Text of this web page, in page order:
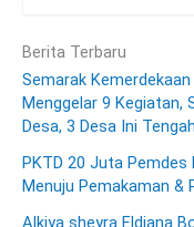
Berita Terbaru
Semarak
Menggelar 9 Kegiatan,
Desa, 3 Desa Ini
PKTD 20 Juta Pemdes
Menuju Pemakaman &
Alkiya sheyra Eldiana